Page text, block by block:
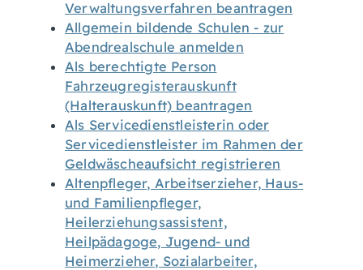
Verwaltungsverfahren beantragen
Allgemein bildende Schulen - zur
Abendrealschule anmelden
Als berechtigte Person
Fahrzeugregisterauskunft
(Halterauskunft) beantragen
Als Servicedienstleisterin oder
Servicedienstleister im Rahmen der
Geldwäscheaufsicht registrieren
Altenpfleger, Arbeitserzieher, Haus-
und Familienpfleger,
Heilerziehungsassistent,
Heilpädagoge, Jugend- und
Heimerzieher, Sozialarbeiter,